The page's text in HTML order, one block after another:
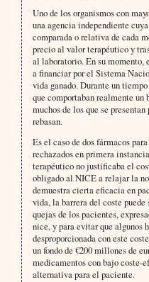
Uno de los organismos con
una agencia independiente
comparada o relativa de cada
precio al valor terapéutico y
al laboratorio. En su
a financiar por el Sistema
vida ganado. Durante un
que comportaban realmente
muchos de los que se
rebasan.
Es el caso de dos fármacos
rechazados en primera
terapéutico no justificaba el
obligado al NICE a relajar la
demuestra cierta eficacia en
vida, la barrera del coste
quejas de los pacientes,
nice, y para evitar que algunos
desproporcionada con este
un fondo de €200 millones de
medicamentos con bajo coste-
alternativa para el paciente.